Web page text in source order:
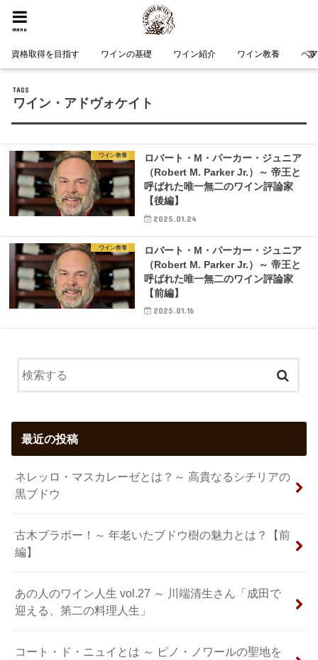
menu
資格取得を目指す ワインの基礎 ワイン紹介 ワイン教養 ペ
HOME タグ : ワイン・アドヴォケイト
ワイン・アドヴォケイト
ワイン教養
ロバート・M・パーカー・ジュニア
（Robert M. Parker Jr.）～ 帝王と
呼ばれた唯一無二のワイン評論家
【後編】
2025.01.24
ワイン教養
ロバート・M・パーカー・ジュニア
（Robert M. Parker Jr.）～ 帝王と
呼ばれた唯一無二のワイン評論家
【前編】
2025.01.16
最近の投稿
ネレッロ・マスカレーゼとは？～ 高貴なるシチリアの
黒ブドウ
古木ブラボー！～ 年老いたブドウ樹の魅力とは？【前
編】
あの人のワイン人生 vol.27 ～ 川端清生さん「成田で
迎える、第二の料理人生」
コート・ド・ニュイとは ～ ピノ・ノワールの聖地を